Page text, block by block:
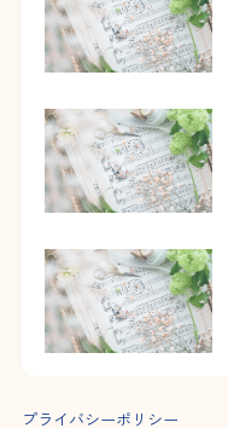
プライバシーポリシー